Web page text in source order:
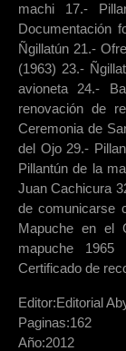
machi 17.-
Documentación
Ñgillatún 21.-
(1963) 23.-
avioneta 24.-
renovación de
Ceremonia de
del Ojo 29.-
Pillantún de la
Juan Cachicura
de comunicarse
Mapuche en el
mapuche
Certificado de
Editor:Editorial
Paginas:162
Año:2012